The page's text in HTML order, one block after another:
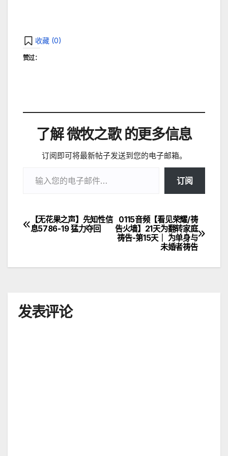
收藏 (0)
赞过：
了解 微牧之歌 的更多信息
订阅即可将最新帖子发送到您的电子邮箱。
订阅
文
导
0115音频【看见荣耀/祷
告火墙】21天为翻转家庭
祷告-第15天｜ 为单身与
未婚者祷告
【无花果之声】先知性信
息5786-19 猛力夺回
发表评论